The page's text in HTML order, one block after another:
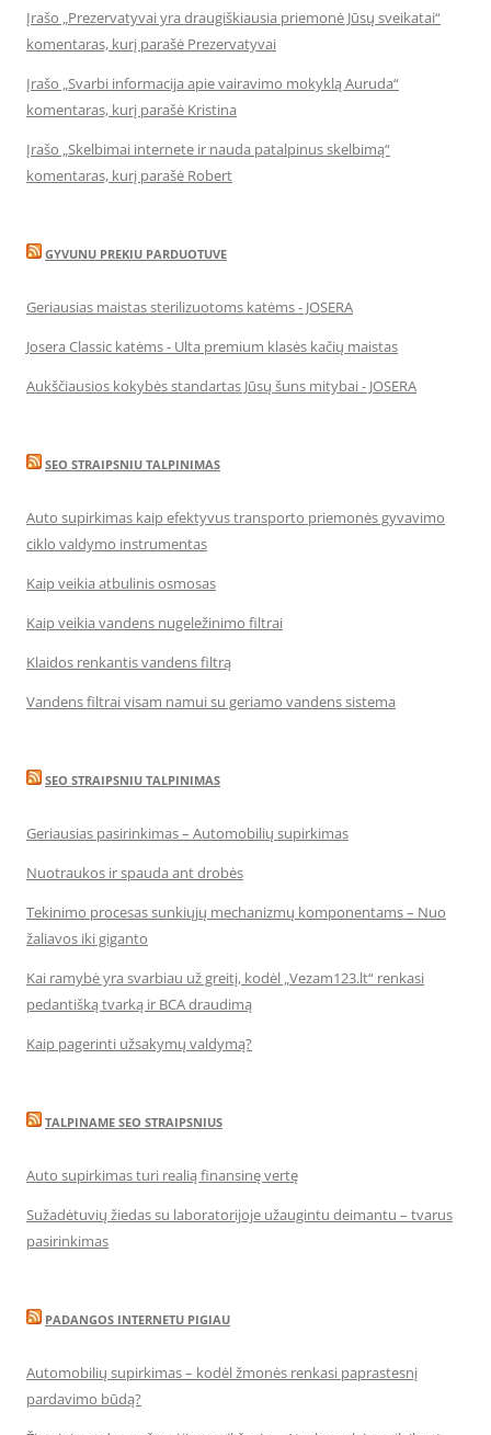
Įrašo „Prezervatyvai yra draugiškiausia priemonė Jūsų sveikatai“
komentaras, kurį parašė Prezervatyvai
Įrašo „Svarbi informacija apie vairavimo mokyklą Auruda“
komentaras, kurį parašė Kristina
Įrašo „Skelbimai internete ir nauda patalpinus skelbimą“
komentaras, kurį parašė Robert
GYVUNU PREKIU PARDUOTUVE
Geriausias maistas sterilizuotoms katėms - JOSERA
Josera Classic katėms - Ulta premium klasės kačių maistas
Aukščiausios kokybės standartas Jūsų šuns mitybai - JOSERA
SEO STRAIPSNIU TALPINIMAS
Auto supirkimas kaip efektyvus transporto priemonės gyvavimo
ciklo valdymo instrumentas
Kaip veikia atbulinis osmosas
Kaip veikia vandens nugeležinimo filtrai
Klaidos renkantis vandens filtrą
Vandens filtrai visam namui su geriamo vandens sistema
SEO STRAIPSNIU TALPINIMAS
Geriausias pasirinkimas – Automobilių supirkimas
Nuotraukos ir spauda ant drobės
Tekinimo procesas sunkiųjų mechanizmų komponentams – Nuo
žaliavos iki giganto
Kai ramybė yra svarbiau už greitį, kodėl „Vezam123.lt“ renkasi
pedantišką tvarką ir BCA draudimą
Kaip pagerinti užsakymų valdymą?
TALPINAME SEO STRAIPSNIUS
Auto supirkimas turi realią finansinę vertę
Sužadėtuvių žiedas su laboratorijoje užaugintu deimantu – tvarus
pasirinkimas
PADANGOS INTERNETU PIGIAU
Automobilių supirkimas – kodėl žmonės renkasi paprastesnį
pardavimo būdą?